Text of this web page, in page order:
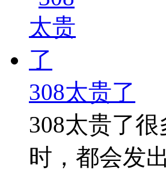
308太贵了
308太贵了
时，都会发